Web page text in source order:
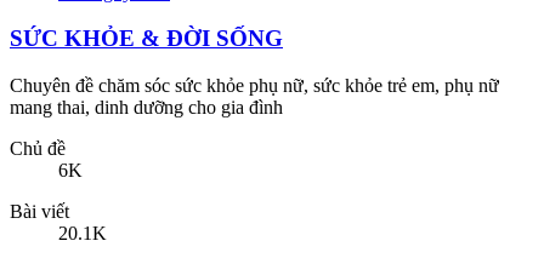
mang thai, dinh dưỡng cho gia đình
6K
20.1K
Trẻ sơ sinh